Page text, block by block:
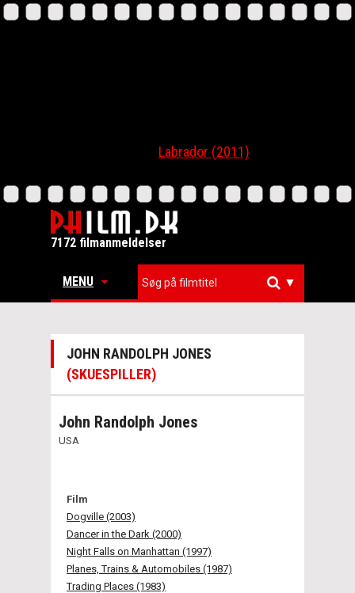
Labrador (2011)
7172 filmanmeldelser
MENU ▼
JOHN RANDOLPH JONES
(SKUESPILLER)
John Randolph Jones
USA
Film
Dogville (2003)
Dancer in the Dark (2000)
Night Falls on Manhattan (1997)
Planes, Trains & Automobiles (1987)
Trading Places (1983)